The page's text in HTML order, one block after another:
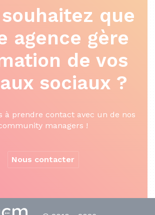
que
agence gère
de vos
sociaux ?
à prendre contact avec un de nos
managers !
Nous contacter